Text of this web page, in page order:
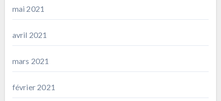
mai 2021
avril 2021
mars 2021
février 2021